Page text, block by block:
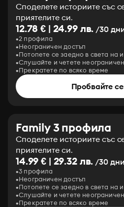
Споделете историите със
приятелите си.
12.78 € | 24.99 лв. /30
2 профила
Неограничен достъп
Потопете се заедно в света на
Слушайте и четете
Прекратете по всяко време
Пробвайте
Family 3 профила
Споделете историите със
приятелите си.
14.99 € | 29.32 лв. /30 дни
3 профила
Неограничен достъп
Потопете се заедно в света на
Слушайте и четете
Прекратете по всяко време